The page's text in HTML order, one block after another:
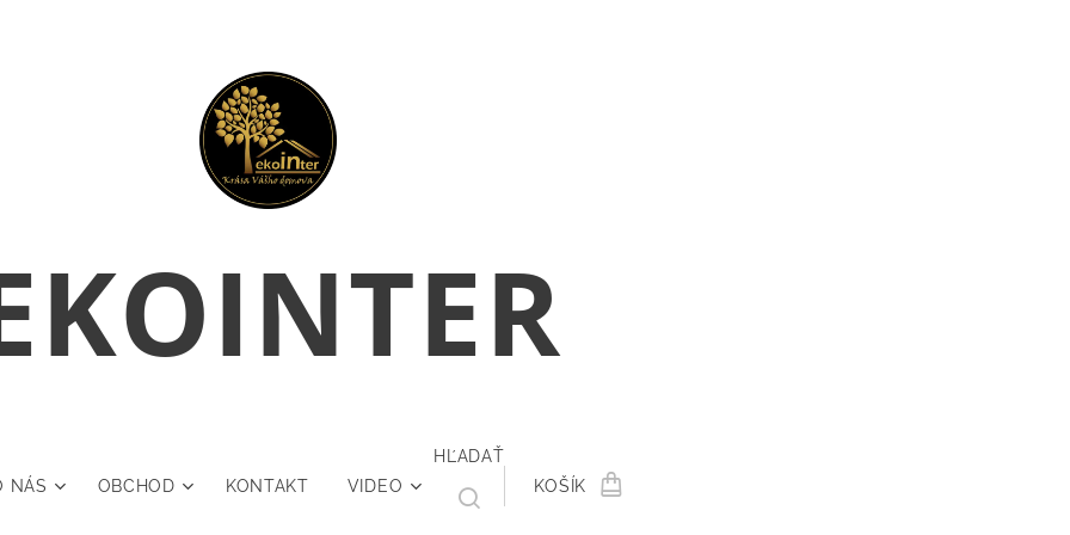
KOINTER
NÁS OBCHOD KONTAKT VIDEO
HĽADAŤ
KOŠÍK